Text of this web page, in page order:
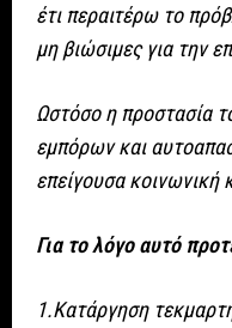
έτι περαιτέρω το
μη βιώσιμες για την
Ωστόσο η προστασία
εμπόρων και
επείγουσα κοινωνική
Για το λόγο αυτό
1.Κατάργηση